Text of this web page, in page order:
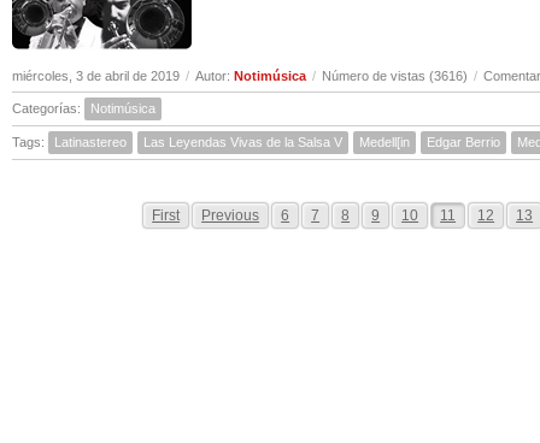
miércoles, 3 de abril de 2019 / Autor: Notimúsica / Número de vistas (3616) /
Categorías: Notimúsica
Tags: Latinastereo Las Leyendas Vivas de la Salsa V Medell[in Edgar Berrio
First Previous 6 7 8 9 10 11 12 13